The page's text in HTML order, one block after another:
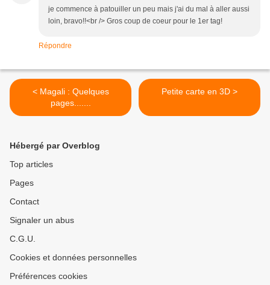
je commence à patouiller un peu mais j'ai du mal à aller aussi
loin, bravo!!<br /> Gros coup de coeur pour le 1er tag!
Répondre
< Magali : Quelques
pages.......
Petite carte en 3D >
Hébergé par Overblog
Top articles
Pages
Contact
Signaler un abus
C.G.U.
Cookies et données personnelles
Préférences cookies